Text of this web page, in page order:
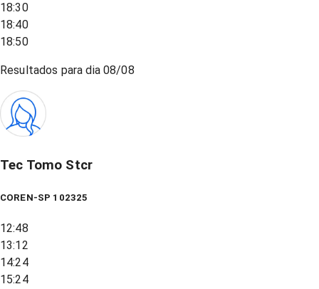
18:30
18:40
18:50
Resultados para dia08/08
Tec Tomo Stcr
COREN-SP 102325
12:48
13:12
14:24
15:24